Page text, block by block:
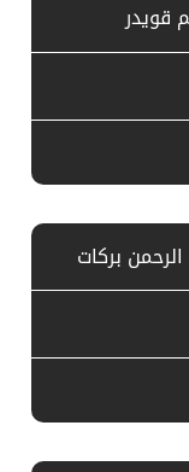
قويدر
بركات